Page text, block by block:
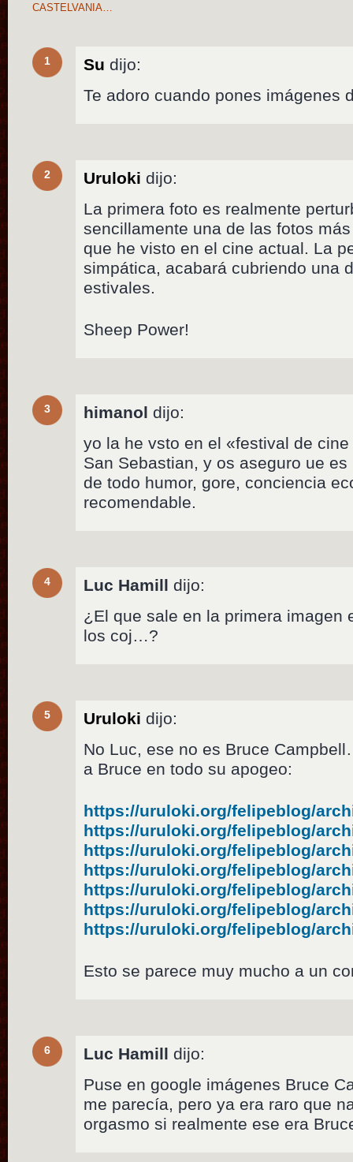
CASTELVANIA…
1 Su dijo:
Te adoro cuando pones imágenes
2 Uruloki dijo:
La primera foto es realmente
sencillamente una de las fotos
que he visto en el cine actual. La
simpática, acabará cubriendo una
estivales.
Sheep Power!
3 himanol dijo:
yo la he vsto en el «festival de
San Sebastian, y os aseguro ue
de todo humor, gore, conciencia
recomendable.
4 Luc Hamill dijo:
¿El que sale en la primera imagen
los coj…?
5 Uruloki dijo:
No Luc, ese no es Bruce
a Bruce en todo su apogeo:
https://uruloki.org/felipeblog/
https://uruloki.org/felipeblog/
https://uruloki.org/felipeblog/
https://uruloki.org/felipeblog/
https://uruloki.org/felipeblog/
https://uruloki.org/felipeblog/
https://uruloki.org/felipeblog/
Esto se parece muy mucho a un
6 Luc Hamill dijo:
Puse en google imágenes Bruce
me parecía, pero ya era raro que
orgasmo si realmente ese era